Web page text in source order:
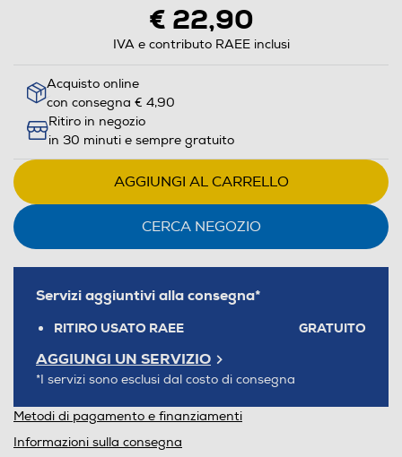
€ 22,90
IVA e contributo RAEE inclusi
Acquisto online
con consegna € 4,90
Ritiro in negozio
in 30 minuti e sempre gratuito
AGGIUNGI AL CARRELLO
CERCA NEGOZIO
Servizi aggiuntivi alla consegna*
RITIRO USATO RAEE GRATUITO
AGGIUNGI UN SERVIZIO
*I servizi sono esclusi dal costo di consegna
Metodi di pagamento e finanziamenti
Informazioni sulla consegna